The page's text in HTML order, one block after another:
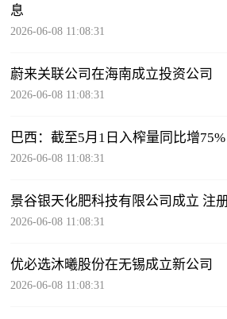
息
2026-06-08 11:08:31
蔚来关联公司在海南成立投资公司
2026-06-08 11:08:31
巴西：截至5月1日入榨量同比增75%
2026-06-08 11:08:31
景谷银天化肥科技有限公司成立 注
2026-06-08 11:08:31
优必选沐曦股份在无锡成立新公司
2026-06-08 11:08:31